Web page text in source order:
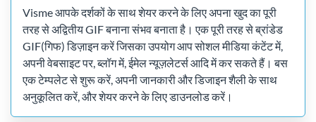
Visme आपके दर्शकों के साथ शेयर करने के लिए अपना खुद का पूरी
तरह से अद्वितीय GIF बनाना संभव बनाता है। एक पूरी तरह से ब्रांडेड
GIF(गिफ) डिज़ाइन करें जिसका उपयोग आप सोशल मीडिया कंटेंट में,
अपनी वेबसाइट पर, ब्लॉग में, ईमेल न्यूज़लेटर्स आदि में कर सकते हैं। बस
एक टेम्पलेट से शुरू करें, अपनी जानकारी और डिजाइन शैली के साथ
अनुकूलित करें, और शेयर करने के लिए डाउनलोड करें।